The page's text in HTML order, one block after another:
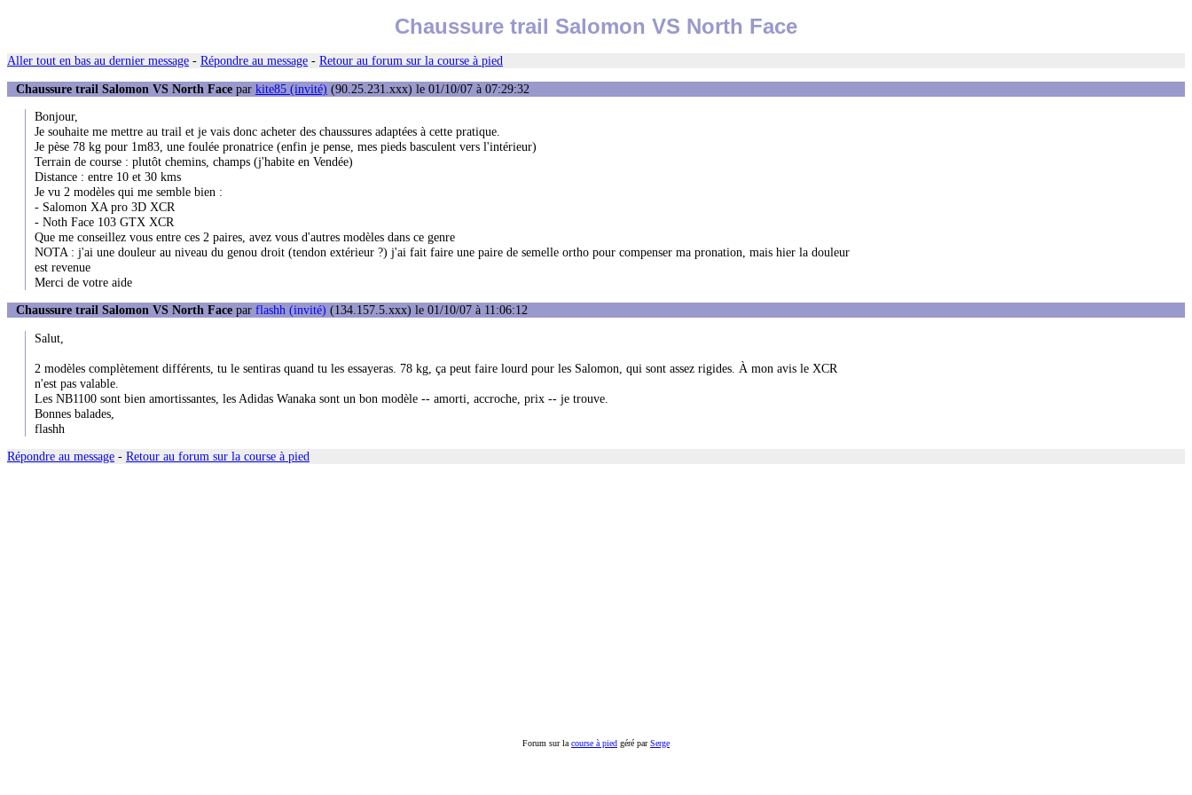
Chaussure trail Salomon VS North Face
Aller tout en bas au dernier message - Répondre au message - Retour au forum sur la course à pied
Chaussure trail Salomon VS North Face par kite85 (invité) (90.25.231.xxx) le 01/10/07 à 07:29:32
Bonjour,
Je souhaite me mettre au trail et je vais donc acheter des chaussures adaptées à cette pratique.
Je pèse 78 kg pour 1m83, une foulée pronatrice (enfin je pense, mes pieds basculent vers l'intérieur)
Terrain de course : plutôt chemins, champs (j'habite en Vendée)
Distance : entre 10 et 30 kms
Je vu 2 modèles qui me semble bien :
- Salomon XA pro 3D XCR
- Noth Face 103 GTX XCR
Que me conseillez vous entre ces 2 paires, avez vous d'autres modèles dans ce genre
NOTA : j'ai une douleur au niveau du genou droit (tendon extérieur ?) j'ai fait faire une paire de semelle ortho pour compenser ma pronation, mais hier la douleur
est revenue
Merci de votre aide
Chaussure trail Salomon VS North Face par flashh (invité) (134.157.5.xxx) le 01/10/07 à 11:06:12
Salut,
2 modèles complètement différents, tu le sentiras quand tu les essayeras. 78 kg, ça peut faire lourd pour les Salomon, qui sont assez rigides. À mon avis le XCR
n'est pas valable.
Les NB1100 sont bien amortissantes, les Adidas Wanaka sont un bon modèle -- amorti, accroche, prix -- je trouve.
Bonnes balades,
flashh
Répondre au message - Retour au forum sur la course à pied
Forum sur la course à pied géré parSerge